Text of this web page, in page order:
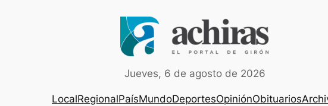
Jueves, 6 de agosto de 2026
LocalRegionalPaísMundoDeportesOpiniónObituarios